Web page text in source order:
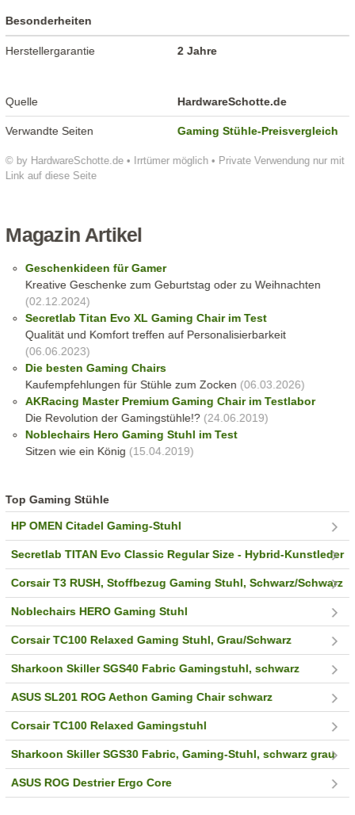
© by HardwareSchotte.de • Irrtümer möglich • Private Verwendung nur mit
Link auf diese Seite
Besonderheiten
Herstellergarantie 2 Jahre
Quelle HardwareSchotte.de
Verwandte Seiten Gaming Stühle-Preisvergleich
Magazin Artikel
Geschenkideen für Gamer
Kreative Geschenke zum Geburtstag oder zu Weihnachten
(02.12.2024)
Secretlab Titan Evo XL Gaming Chair im Test
Qualität und Komfort treffen auf Personalisierbarkeit
(06.06.2023)
Die besten Gaming Chairs
Kaufempfehlungen für Stühle zum Zocken (06.03.2026)
AKRacing Master Premium Gaming Chair im Testlabor
Die Revolution der Gamingstühle!?(24.06.2019)
Noblechairs Hero Gaming Stuhl im Test
Sitzen wie ein König (15.04.2019)
Top Gaming Stühle
HP OMEN Citadel Gaming-Stuhl
Secretlab TITAN Evo Classic Regular Size - Hybrid-Kunstleder
Corsair T3 RUSH, Stoffbezug Gaming Stuhl, Schwarz/Schwarz
Noblechairs HERO Gaming Stuhl
Corsair TC100 Relaxed Gaming Stuhl, Grau/Schwarz
Sharkoon Skiller SGS40 Fabric Gamingstuhl, schwarz
ASUS SL201 ROG Aethon Gaming Chair schwarz
Corsair TC100 Relaxed Gamingstuhl
Sharkoon Skiller SGS30 Fabric, Gaming-Stuhl, schwarz grau
ASUS ROG Destrier Ergo Core